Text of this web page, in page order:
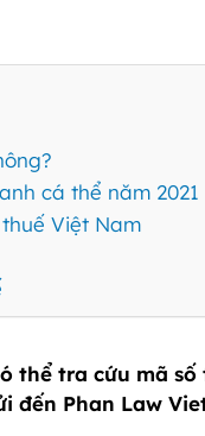
cá thể năm 2021
Việt Nam
thể tra cứu mã
đến Phan Law